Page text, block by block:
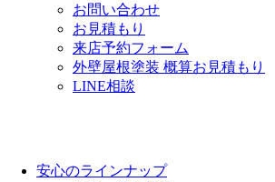
お問い合わせ
お見積もり
来店予約フォーム
外壁屋根塗装 概算お見積もり
LINE相談
安心のラインナップ